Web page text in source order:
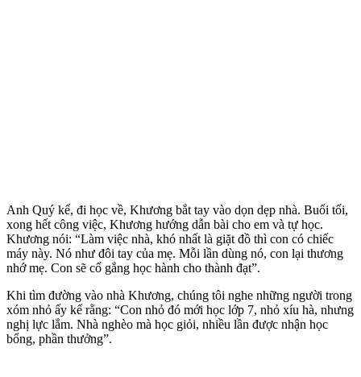
Anh Quý kể, đi học về, Khương bắt tay vào dọn dẹp nhà. Buổi tối,
xong hết công việc, Khương hướng dẫn bài cho em và tự học.
Khương nói: “Làm việc nhà, khó nhất là giặt đồ thì con có chiếc
máy này. Nó như đôi tay của mẹ. Mỗi lần dùng nó, con lại thương
nhớ mẹ. Con sẽ cố gắng học hành cho thành đạt”.
Khi tìm đường vào nhà Khương, chúng tôi nghe những người trong
xóm nhỏ ấy kể rằng: “Con nhỏ đó mới học lớp 7, nhỏ xíu hà, nhưng
nghị lực lắm. Nhà nghèo mà học giỏi, nhiều lần được nhận học
bổng, phần thưởng”.